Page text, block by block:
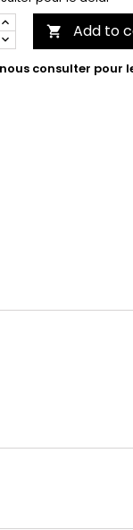
 Add to
consulter pour